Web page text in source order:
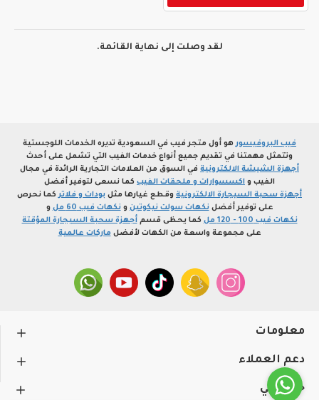
لقد وصلت إلى نهاية القائمة.
فيب البروفيسورهو أول متجر فيب في السعودية تديره الخدمات اللوجستية
وتتمثل مهمتنا في تقديم جميع أنواع خدمات الفيب التي تشمل على أحدث
أجهزة الشيشة الالكترونية في السوق من العلامات التجارية الرائدة في مجال
الفيب و اكسسوارات و ملحقات الفيب كما نسعى لتوفير أفضل
أجهزة سحبة السيجارة الالكترونية وقطع غيارها مثل بودات و فلاتركما نحرص
على توفير أفضلنكهات سولت نيكوتين ونكهات فيب 60 مل
و
نكهات فيب 100 - 120 مل
كما يحظى قسمأجهزة سحبة السيجارة المؤقتة
على مجموعة واسعة من الكهات لأفضل ماركات عالمية
معلومات
دعم العملاء
حســـابي